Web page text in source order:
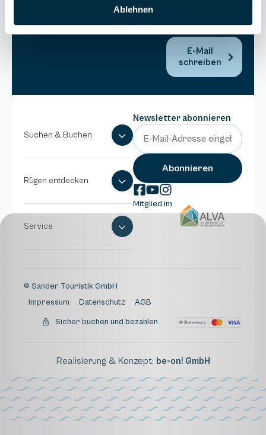
Ablehnen
E-Mail
schreiben
Suchen & Buchen
Rügen entdecken
Service
Newsletter abonnieren
Mitglied im
© Sander Touristik GmbH
Impressum
Datenschutz AGB
Sicher buchen und bezahlen
Realisierung & Konzept: be-on! GmbH